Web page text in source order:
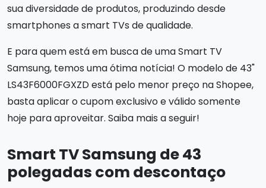
sua diversidade de produtos, produzindo desde
smartphones a smart TVs de qualidade.
E para quem está em busca de uma Smart TV
Samsung, temos uma ótima notícia! O modelo de 43"
LS43F6000FGXZD está pelo menor preço na Shopee,
basta aplicar o cupom exclusivo e válido somente
hoje para aproveitar. Saiba mais a seguir!
Smart TV Samsung de 43
polegadas com descontaço